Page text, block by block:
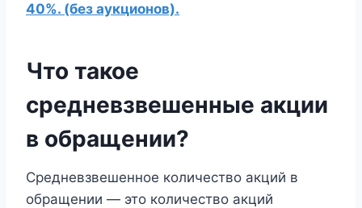
40%. (без аукционов).
Что такое
средневзвешенные акции
в обращении?
Средневзвешенное количество акций в
обращении — это количество акций